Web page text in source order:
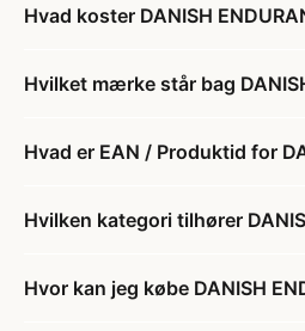
Hvad koster DANISH
Hvilket mærke står bag
Hvad er EAN / Produktid for
Hvilken kategori tilhører
Hvor kan jeg købe DANISH